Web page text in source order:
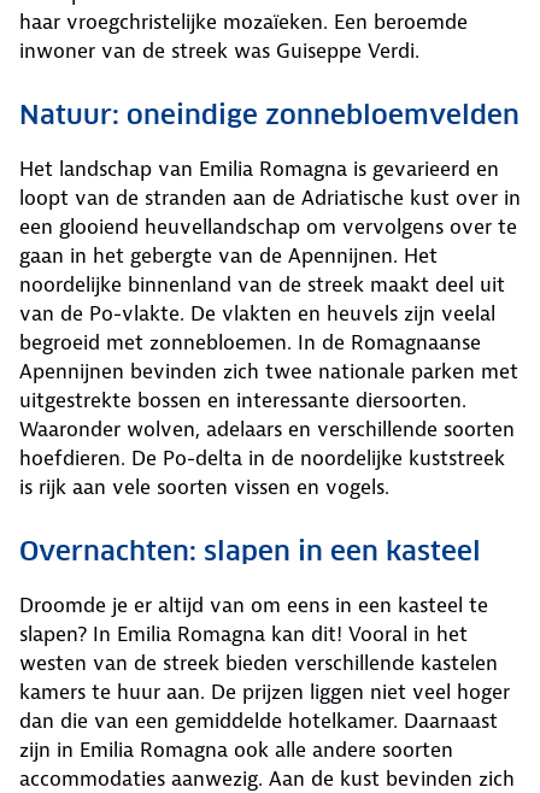
haar vroegchristelijke mozaïeken. Een beroemde
inwoner van de streek was Guiseppe Verdi.
Natuur: oneindige zonnebloemvelden
Het landschap van Emilia Romagna is gevarieerd en
loopt van de stranden aan de Adriatische kust over in
een glooiend heuvellandschap om vervolgens over te
gaan in het gebergte van de Apennijnen. Het
noordelijke binnenland van de streek maakt deel uit
van de Po-vlakte. De vlakten en heuvels zijn veelal
begroeid met zonnebloemen. In de Romagnaanse
Apennijnen bevinden zich twee nationale parken met
uitgestrekte bossen en interessante diersoorten.
Waaronder wolven, adelaars en verschillende soorten
hoefdieren. De Po-delta in de noordelijke kuststreek
is rijk aan vele soorten vissen en vogels.
Overnachten: slapen in een kasteel
Droomde je er altijd van om eens in een kasteel te
slapen? In Emilia Romagna kan dit! Vooral in het
westen van de streek bieden verschillende kastelen
kamers te huur aan. De prijzen liggen niet veel hoger
dan die van een gemiddelde hotelkamer. Daarnaast
zijn in Emilia Romagna ook alle andere soorten
accommodaties aanwezig. Aan de kust bevinden zich